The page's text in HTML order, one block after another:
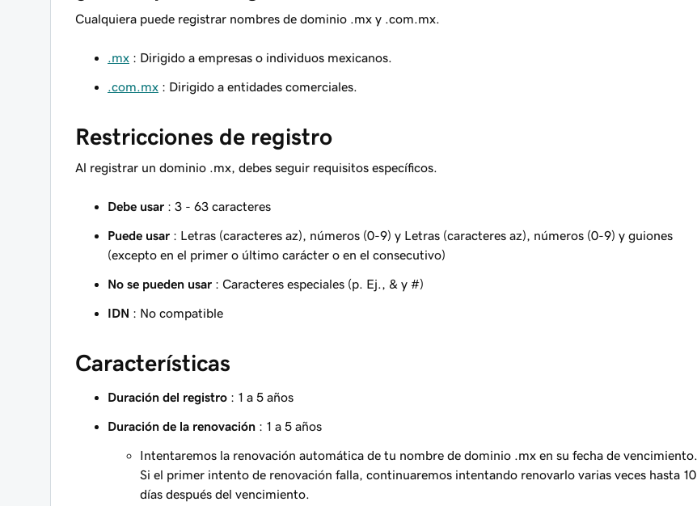
Cualquiera puede registrar nombres de dominio .mx y .com.mx.
.mx : Dirigido a empresas o individuos mexicanos.
.com.mx : Dirigido a entidades comerciales.
Restricciones de registro
Al registrar un dominio .mx, debes seguir requisitos específicos.
Debe usar : 3 - 63 caracteres
Puede usar : Letras (caracteres az), números (0-9) y Letras (caracteres az), números (0-9) y guiones
(excepto en el primer o último carácter o en el consecutivo)
No se pueden usar : Caracteres especiales (p. Ej., & y #)
IDN : No compatible
Características
Duración del registro : 1 a 5 años
Duración de la renovación : 1 a 5 años
Intentaremos la renovación automática de tu nombre de dominio .mx en su fecha de vencimiento.
Si el primer intento de renovación falla, continuaremos intentando renovarlo varias veces hasta 10
días después del vencimiento.